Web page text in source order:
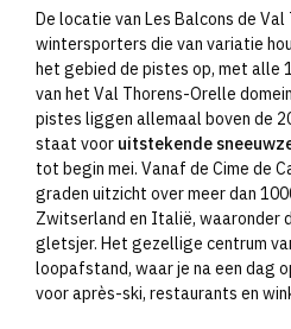
De locatie van Les Balcons de
wintersporters die van variatie
het gebied de pistes op, met alle
van het Val Thorens-Orelle
pistes liggen allemaal boven de
staat voor uitstekende
tot begin mei. Vanaf de Cime de
graden uitzicht over meer dan
Zwitserland en Italië, waaronder
gletsjer. Het gezellige centrum
loopafstand, waar je na een dag
voor après-ski, restaurants en